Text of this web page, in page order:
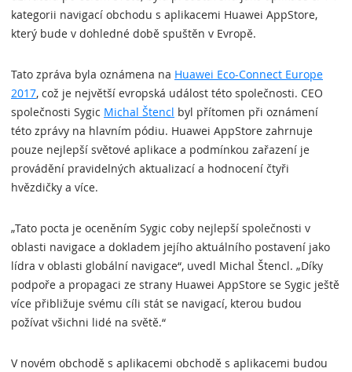
kategorii navigací obchodu s aplikacemi Huawei AppStore,
který bude v dohledné době spuštěn v Evropě.
Tato zpráva byla oznámena na Huawei Eco-Connect Europe
2017, což je největší evropská událost této společnosti. CEO
společnosti Sygic Michal Štencl byl přítomen při oznámení
této zprávy na hlavním pódiu. Huawei AppStore zahrnuje
pouze nejlepší světové aplikace a podmínkou zařazení je
provádění pravidelných aktualizací a hodnocení čtyři
hvězdičky a více.
„Tato pocta je oceněním Sygic coby nejlepší společnosti v
oblasti navigace a dokladem jejího aktuálního postavení jako
lídra v oblasti globální navigace“, uvedl Michal Štencl. „Díky
podpoře a propagaci ze strany Huawei AppStore se Sygic ještě
více přibližuje svému cíli stát se navigací, kterou budou
požívat všichni lidé na světě.“
V novém obchodě s aplikacemi obchodě s aplikacemi budou